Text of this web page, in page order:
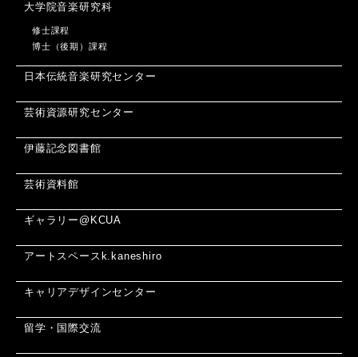
大学院音楽研究科
修士課程
博士（後期）課程
日本伝統音楽研究センター
芸術資源研究センター
伊藤記念図書館
芸術資料館
ギャラリー@KCUA
アートスペースk.kaneshiro
キャリアデザインセンター
留学・国際交流